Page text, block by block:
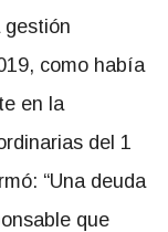
gestión
como había
en la
del 1
“Una deuda
que